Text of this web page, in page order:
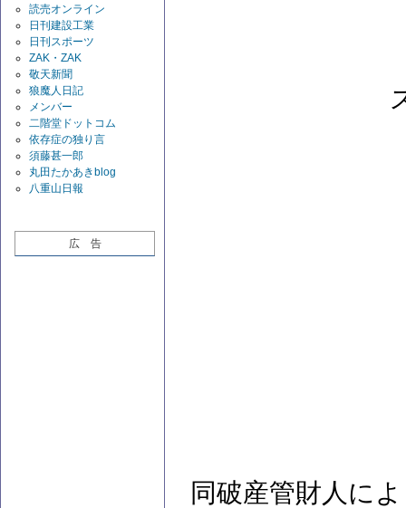
読売オンライン
日刊建設工業
日刊スポーツ
ZAK・ZAK
敬天新聞
狼魔人日記
メンバー
二階堂ドットコム
依存症の独り言
須藤甚一郎
丸田たかあきblog
八重山日報
広 告
同破産管財人に